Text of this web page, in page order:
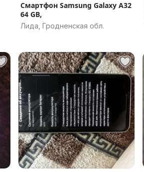
Смартфон Samsung Galaxy A32
64 GB,
Лида, Гродненская обл.